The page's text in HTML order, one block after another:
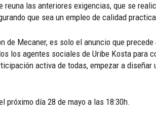
las anteriores exigencias, que se
que sea un empleo de calidad
de Mecaner, es solo el anuncio que
los agentes sociales de Uribe Kosta para
activa de todas, empezar a
próximo día 28 de mayo a las 18:30h.